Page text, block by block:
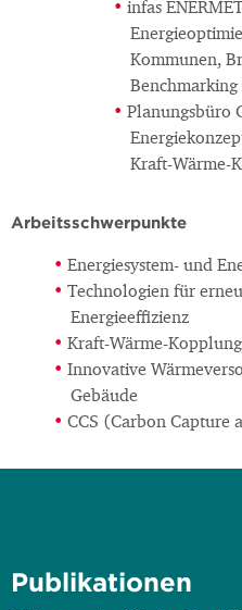
infas
Kommunen,
Planungsbüro
Kraft-Wärme-
Arbeitsschwerpunkte
Energiesystem- und
Technologien für
Energieeffizienz
Kraft-Wärme-Kopplung
Innovative
Gebäude
CCS (Carbon Capture
Publikationen